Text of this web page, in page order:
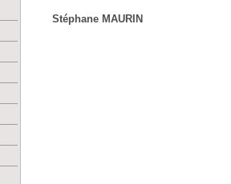
Stéphane MAURIN